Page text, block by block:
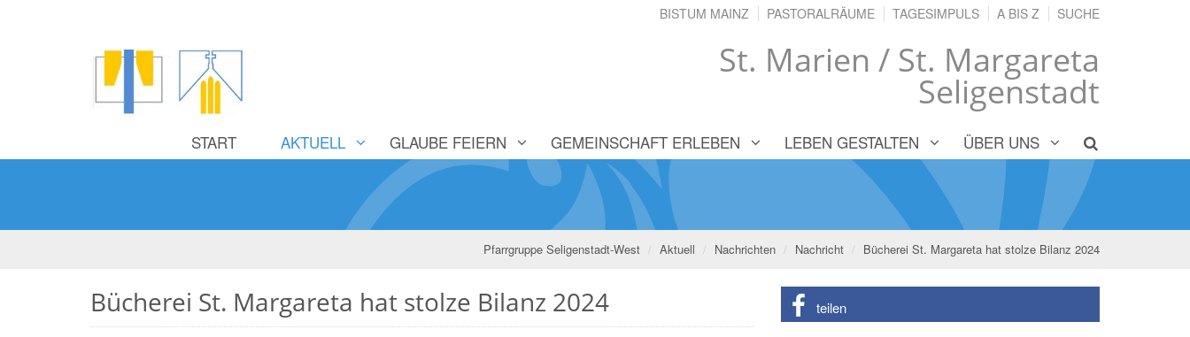
St. Marien / St. Margareta
Seligenstadt
BISTUM MAINZ PASTORALRÄUME TAGESIMPULS A BIS Z SUCHE
START AKTUELL GLAUBE FEIERN GEMEINSCHAFT ERLEBEN LEBEN GESTALTEN ÜBER UNS
Pfarrgruppe Seligenstadt-West Aktuell Nachrichten Nachricht Bücherei St. Margareta hat stolze Bilanz 2024
Bücherei St. Margareta hat stolze Bilanz 2024 teilen